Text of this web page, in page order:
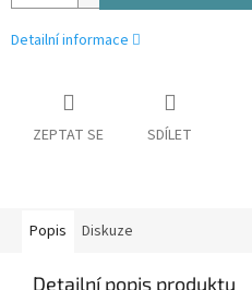
Detailní informace
ZEPTAT SE SDÍLET
Popis Diskuze
Detailní popis produktu